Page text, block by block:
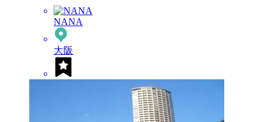
NANA
大阪